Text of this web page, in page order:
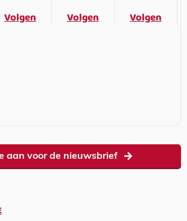
Volgen
Volgen
Volgen
aan voor de nieuwsbrief